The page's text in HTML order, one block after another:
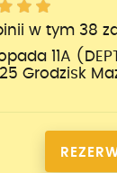
w tym 38
11A
Grodzisk